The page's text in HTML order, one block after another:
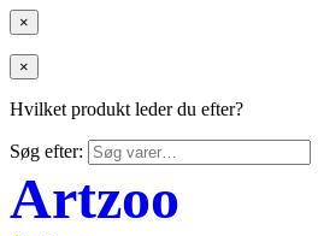
×
×
Hvilket produkt leder du efter?
Søg efter:
Artzoo